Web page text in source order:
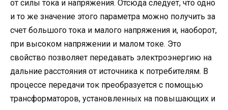
от силы тока и напряжения. Отсюда следует, что одно
и то же значение этого параметра можно получить за
счет большого тока и малого напряжения и, наоборот,
при высоком напряжении и малом токе. Это
свойство позволяет передавать электроэнергию на
дальние расстояния от источника к потребителям. В
процессе передачи ток преобразуется с помощью
трансформаторов, установленных на повышающих и